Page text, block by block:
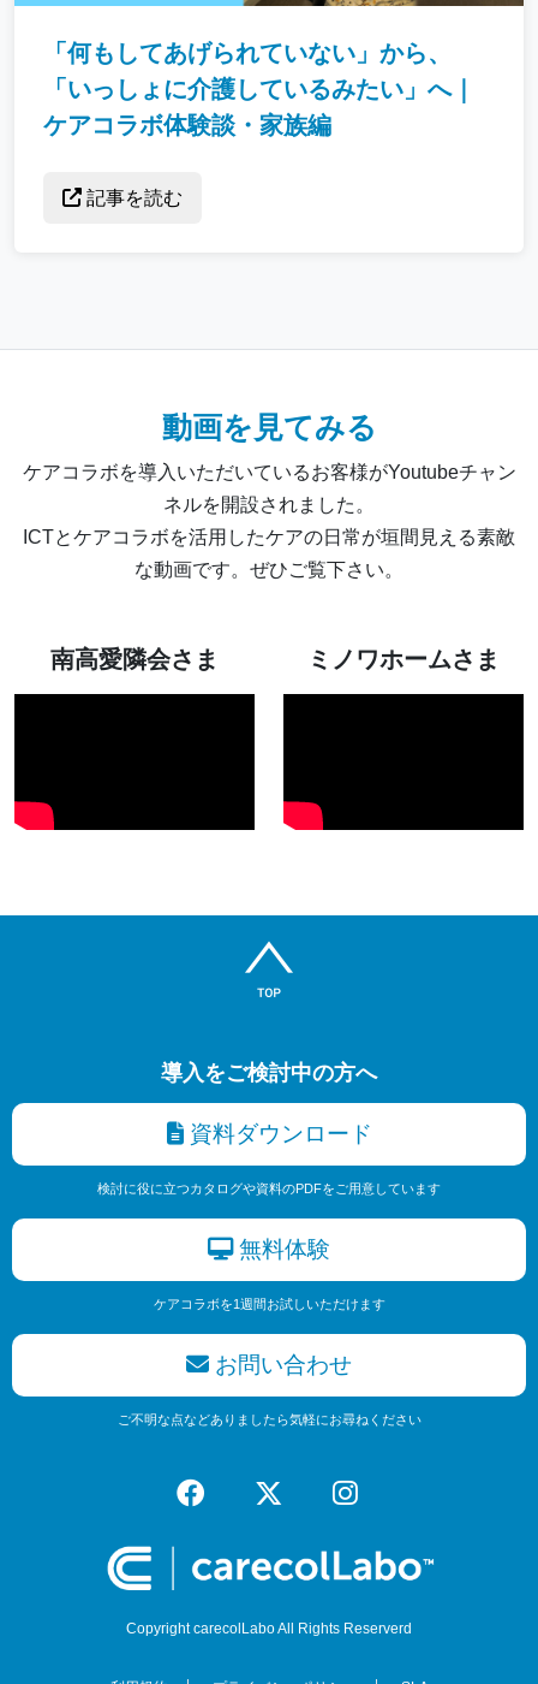
「何もしてあげられていない」から、
「いっしょに介護しているみたい」へ｜
ケアコラボ体験談・家族編
記事を読む
動画を見てみる
ケアコラボを導入いただいているお客様がYoutubeチャン
ネルを開設されました。
ICTとケアコラボを活用したケアの日常が垣間見える素敵
な動画です。ぜひご覧下さい。
南高愛隣会さま ミノワホームさま
導入をご検討中の方へ
資料ダウンロード
検討に役に立つカタログや資料のPDFをご用意しています
無料体験
ケアコラボを1週間お試しいただけます
お問い合わせ
ご不明な点などありましたら気軽にお尋ねください
Copyright carecolLabo All Rights Reserverd